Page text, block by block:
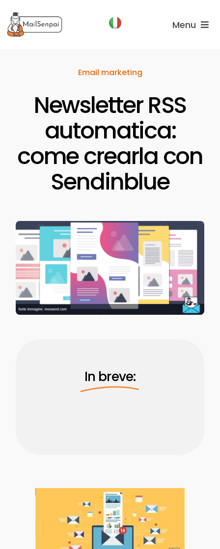
al
contenuto
Menu
Chi
Email marketing
Newsletter RSS
automatica:
come crearla con
Sendinblue
In breve: